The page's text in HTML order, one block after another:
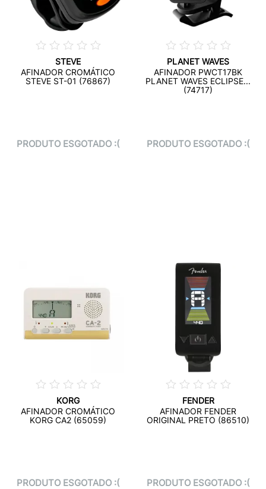
STEVE
AFINADOR CROMÁTICO
STEVE ST-01 (76867)
PRODUTO ESGOTADO :(
PLANET WAVES
AFINADOR PWCT17BK
PLANET WAVES ECLIPSE...
(74717)
PRODUTO ESGOTADO :(
KORG
AFINADOR CROMÁTICO
KORG CA2 (65059)
PRODUTO ESGOTADO :(
FENDER
AFINADOR FENDER
ORIGINAL PRETO (86510)
PRODUTO ESGOTADO :(